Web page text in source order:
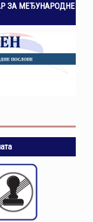
ЗА МЕЂУНАРОДНЕ